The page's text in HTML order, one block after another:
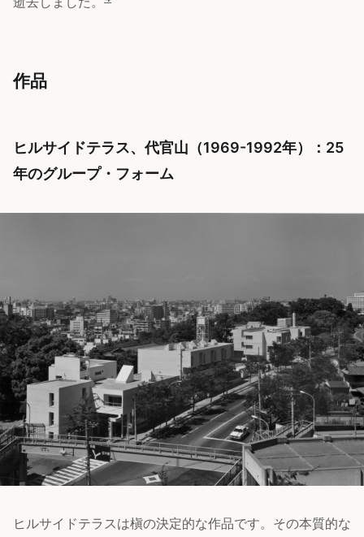
作品
ヒルサイドテラス、代官山（1969-1992年）：25
年のグループ・フォーム
ヒルサイドテラスは槇の決定的な作品です。その本質的な